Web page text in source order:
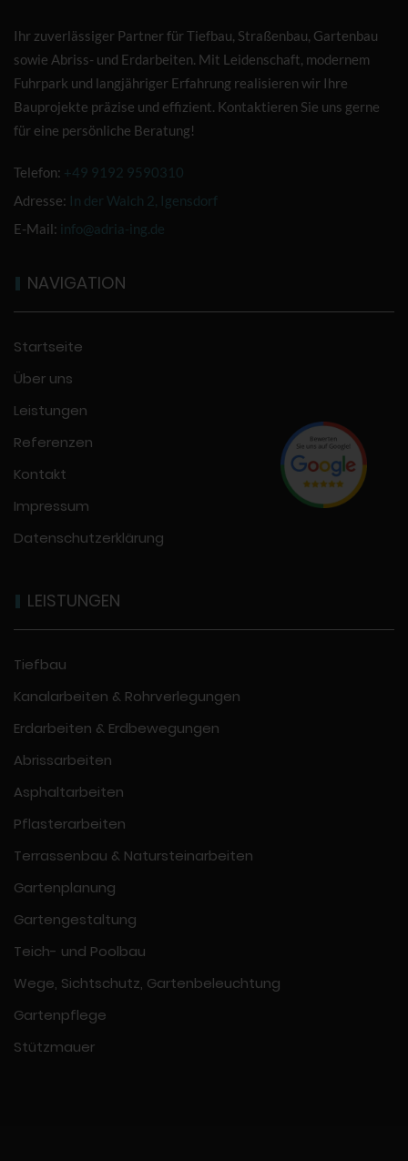
Ihr zuverlässiger Partner für Tiefbau, Straßenbau, Gartenbau
sowie Abriss- und Erdarbeiten. Mit Leidenschaft, modernem
Fuhrpark und langjähriger Erfahrung realisieren wir Ihre
Bauprojekte präzise und effizient. Kontaktieren Sie uns gerne
für eine persönliche Beratung!
Telefon: +49 9192 9590310
Adresse: In der Walch 2, Igensdorf
E-Mail: info@adria-ing.de
NAVIGATION
Startseite
Über uns
Leistungen
Referenzen
Kontakt
Impressum
Datenschutzerklärung
LEISTUNGEN
Tiefbau
Kanalarbeiten & Rohrverlegungen
Erdarbeiten & Erdbewegungen
Abrissarbeiten
Asphaltarbeiten
Pflasterarbeiten
Terrassenbau & Natursteinarbeiten
Gartenplanung
Gartengestaltung
Teich- und Poolbau
Wege, Sichtschutz, Gartenbeleuchtung
Gartenpflege
Stützmauer